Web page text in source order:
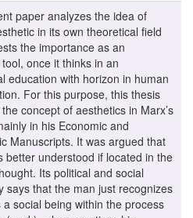
paper analyzes the idea of
in its own theoretical field
the importance as an
once it thinks in an
education with horizon in human
For this purpose, this thesis
concept of aesthetics in Marx’s
in his Economic and
Manuscripts. It was argued that
better understood if located in the
Its political and social
says that the man just recognizes
a social being within the process